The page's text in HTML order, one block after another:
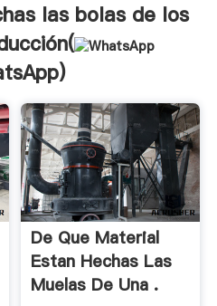
las bolas de los
)
De Que Material
Estan Hechas Las
Muelas De Una .